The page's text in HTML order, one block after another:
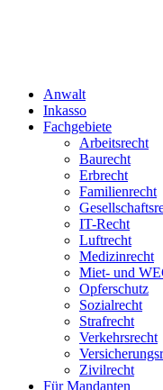
Anwalt
Inkasso
Fachgebiete
Arbeitsrecht
Baurecht
Erbrecht
Familienrecht
IT-Recht
Luftrecht
Medizinrecht
Miet- und
Opferschutz
Sozialrecht
Strafrecht
Verkehrsrecht
Zivilrecht
Für Mandanten